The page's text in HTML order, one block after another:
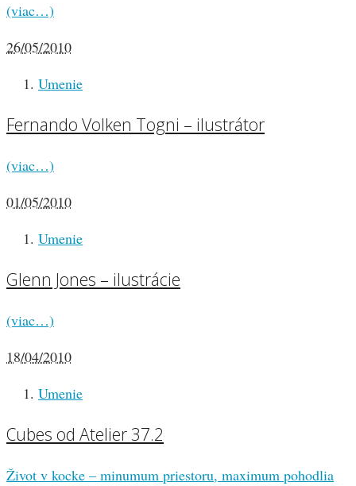
(viac…)
26/05/2010
Umenie
Fernando Volken Togni – ilustrátor
(viac…)
01/05/2010
Umenie
Glenn Jones – ilustrácie
(viac…)
18/04/2010
Umenie
Cubes od Atelier 37.2
Život v kocke – minumum priestoru, maximum pohodlia